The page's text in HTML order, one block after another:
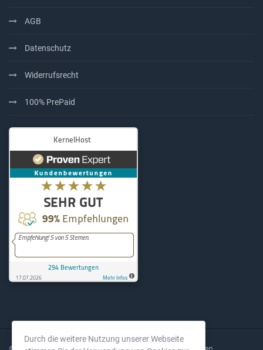
AGB
Datenschutz
Widerrufsrecht
100% PrePaid
Durch die weitere Nutzung unserer Webseite